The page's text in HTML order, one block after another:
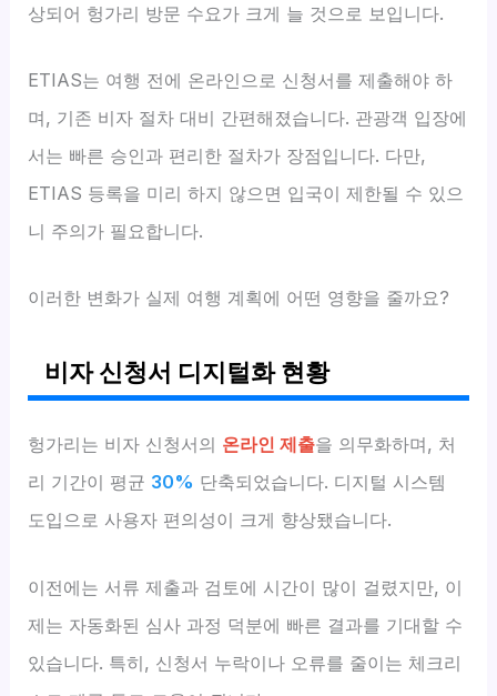
상되어 헝가리 방문 수요가 크게 늘 것으로 보입니다.
ETIAS는 여행 전에 온라인으로 신청서를 제출해야 하
며, 기존 비자 절차 대비 간편해졌습니다. 관광객 입장에
서는 빠른 승인과 편리한 절차가 장점입니다. 다만,
ETIAS 등록을 미리 하지 않으면 입국이 제한될 수 있으
니 주의가 필요합니다.
이러한 변화가 실제 여행 계획에 어떤 영향을 줄까요?
비자 신청서 디지털화 현황
헝가리는 비자 신청서의 온라인 제출을 의무화하며, 처
리 기간이 평균 30% 단축되었습니다. 디지털 시스템
도입으로 사용자 편의성이 크게 향상됐습니다.
이전에는 서류 제출과 검토에 시간이 많이 걸렸지만, 이
제는 자동화된 심사 과정 덕분에 빠른 결과를 기대할 수
있습니다. 특히, 신청서 누락이나 오류를 줄이는 체크리